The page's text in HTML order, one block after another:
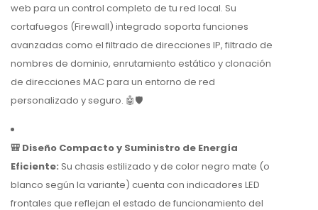
web para un control completo de tu red local. Su
cortafuegos (Firewall) integrado soporta funciones
avanzadas como el filtrado de direcciones IP, filtrado de
nombres de dominio, enrutamiento estático y clonación
de direcciones MAC para un entorno de red
personalizado y seguro. 🤖🛡️
🎒 Diseño Compacto y Suministro de Energía
Eficiente: Su chasis estilizado y de color negro mate (o
blanco según la variante) cuenta con indicadores LED
frontales que reflejan el estado de funcionamiento del